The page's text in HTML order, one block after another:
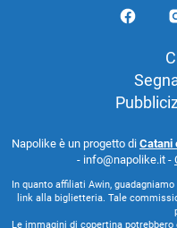
Napolike è un progetto di Catani
- info@napolike.it -
In quanto affiliati Awin,
link alla biglietteria. Tale
Le immagini di copertina